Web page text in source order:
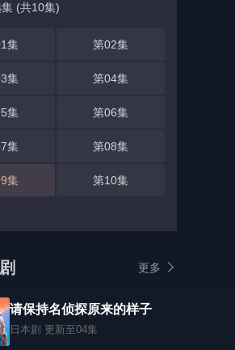
(共10集)
集 第02集
集 第04集
集 第06集
集 第08集
集 第10集
更多
请保持名侦探原来的样子
日本剧 更新至04集